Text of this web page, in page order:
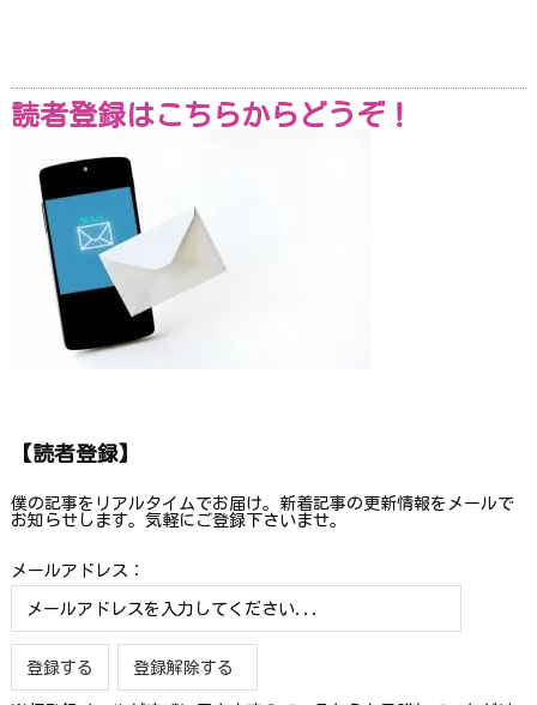
読者登録はこちらからどうぞ！
【読者登録】
僕の記事をリアルタイムでお届け。新着記事の更新情報をメールで
お知らせします。気軽にご登録下さいませ。
メールアドレス：